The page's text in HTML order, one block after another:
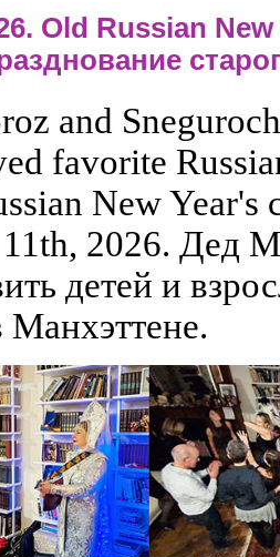
Old Russian
and
favorite
New Year's
2026. Дед
детей и
Манхэттене.